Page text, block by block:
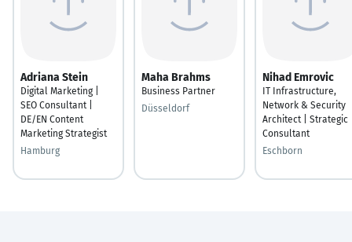
Adriana Stein
Digital Marketing |
SEO Consultant |
DE/EN Content
Marketing Strategist
Hamburg
Maha Brahms
Business Partner
Düsseldorf
Nihad Emrovic
IT Infrastructure,
Network & Security
Architect | Strategic
Consultant
Eschborn